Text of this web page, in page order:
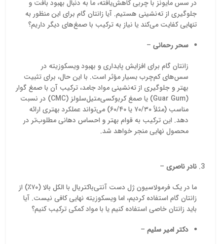
در سس مایونز با چربی کاهش‌یافته، ما به دنبال بهبود بافت و
جلوگیری از ته‌نشینی هستیم. آیا زانتان گام برای این منظور به
تنهایی کفایت می‌کند یا نیاز به ترکیب با صمغ‌های دیگر داریم؟
سحر رحمانی –
زانتان گام برای افزایش پایداری و بهبود ویسکوزیته در
سس‌های کم‌چرب بسیار مؤثر است. با این حال، برای تثبیت
بهتر و جلوگیری از ته‌نشینی مواد جامد، ترکیب آن با صمغ گوار
(Guar Gum) یا صمغ کربوکسی‌متیل‌سلولز (CMC) در نسبت
مناسب (مثلاً ۷۰/۳۰ یا ۶۰/۴۰) می‌تواند عملکرد بهتری ارائه
دهد. این ترکیب به قوام بهتر و احساس دهانی مطلوب‌تر در
محصول نهایی منجر خواهد شد.
نادر ناصری –
ما در یک فرمولاسیون ژل دست آنتی‌باکتریال با الکل بالا (۷۰٪) از
زانتان گام استفاده کردیم، اما ویسکوزیته نهایی کافی نیست. آیا
باید زانتان خاصی استفاده کنیم یا با مواد کمکی ترکیب کنیم؟
دکتر امیر سلیم –